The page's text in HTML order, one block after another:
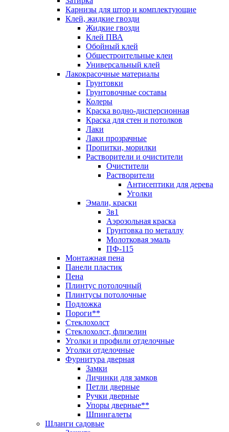
Карнизы для штор и комплектующие
Клей, жидкие гвозди
Жидкие гвозди
Клей ПВА
Обойный клей
Общестроительные клеи
Универсальный клей
Лакокрасочные материалы
Грунтовки
Грунтовочные составы
Колеры
Краска водно-дисперсионная
Краска для стен и потолков
Лаки
Лаки прозрачные
Пропитки, морилки
Растворители и очистители
Очистители
Растворители
Антисептики для дерева
Уголки
Эмали, краски
3в1
Аэрозольная краска
Грунтовка по металлу
Молотковая эмаль
ПФ-115
Монтажная пена
Панели пластик
Пена
Плинтус потолочный
Плинтусы потолочные
Подложка
Пороги**
Стеклохолст
Стеклохолст, флизелин
Уголки и профили отделочные
Уголки отделочные
Фурнитура дверная
Замки
Личинки для замков
Петли дверные
Ручки дверные
Упоры дверные**
Шпингалеты
Шланги садовые